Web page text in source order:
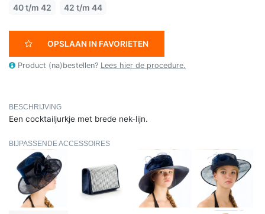
40 t/m 42
42 t/m 44
OPSLAAN IN FAVORIETEN
Product (na)bestellen? Lees hier de procedure.
BESCHRIJVING
Een cocktailjurkje met brede nek-lijn.
BIJPASSENDE ACCESSOIRES